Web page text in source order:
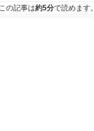
この記事は約5分で読めます。